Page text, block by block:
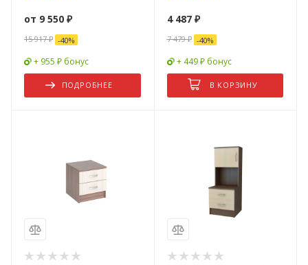
от 9 550 ₽
15 917 ₽ -40%
+ 955 ₽ бонус
ПОДРОБНЕЕ
4 487₽
7 479₽ -40%
+ 449 ₽ бонус
В КОРЗИНУ